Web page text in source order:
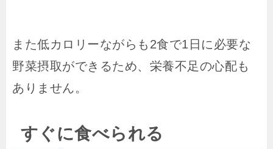
また低カロリーながらも 2食で1 日に必要な
野菜摂取ができるため、栄養不足の心配も
ありません。
すぐに食べられる